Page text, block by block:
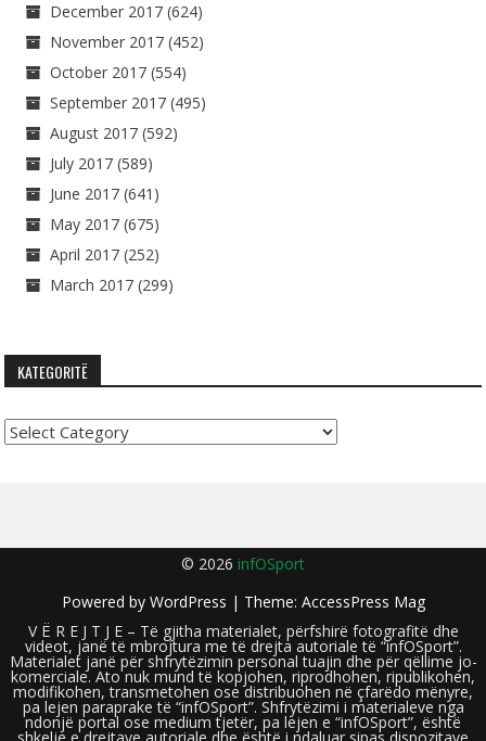
December 2017 (624)
November 2017 (452)
October 2017 (554)
September 2017 (495)
August 2017 (592)
July 2017 (589)
June 2017 (641)
May 2017 (675)
April 2017 (252)
March 2017 (299)
KATEGORITË
Kategoritë
© 2026 infOSport
Powered by WordPress | Theme: AccessPress Mag
V Ë R E J T J E – Të gjitha materialet, përfshirë fotografitë dhe
videot, janë të mbrojtura me të drejta autoriale të “infOSport”.
Materialet janë për shfrytëzimin personal tuajin dhe për qëllime jo-
komerciale. Ato nuk mund të kopjohen, riprodhohen, ripublikohen,
modifikohen, transmetohen ose distribuohen në çfarëdo mënyre,
pa lejen paraprake të “infOSport”. Shfrytëzimi i materialeve nga
ndonjë portal ose medium tjetër, pa lejen e “infOSport”, është